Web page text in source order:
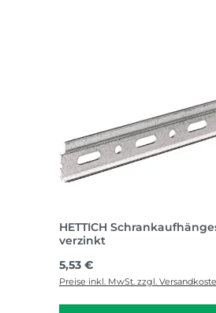
HETTICH
verzinkt
Regulärer Preis:
5,53 €
Preise inkl. MwSt. zzgl.